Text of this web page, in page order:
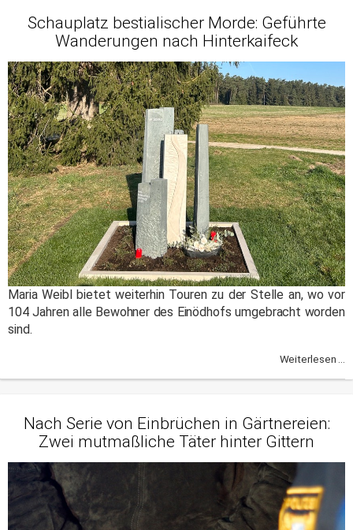
Schauplatz bestialischer Morde: Geführte
Wanderungen nach Hinterkaifeck
Maria Weibl bietet weiterhin Touren zu der Stelle an, wo vor
104 Jahren alle Bewohner des Einödhofs umgebracht worden
sind.
Weiterlesen ...
Nach Serie von Einbrüchen in Gärtnereien:
Zwei mutmaßliche Täter hinter Gittern